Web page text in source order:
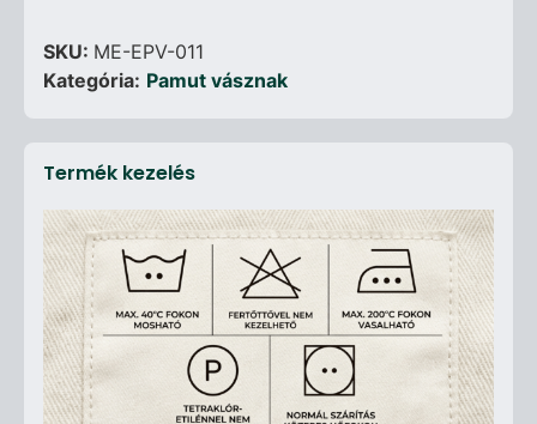
SKU: ME-EPV-011
Kategória: Pamut vásznak
Termék kezelés